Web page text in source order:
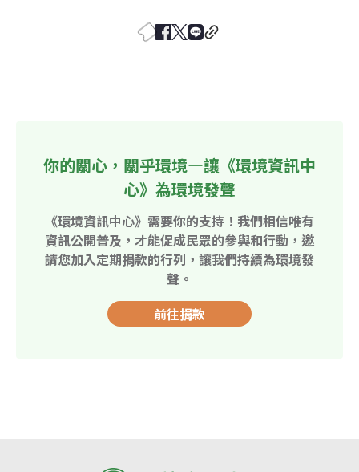
你的關心，關乎環境—讓《環境資訊中
心》為環境發聲
《環境資訊中心》需要你的支持！我們相信唯有
資訊公開普及，才能促成民眾的參與和行動，邀
請您加入定期捐款的行列，讓我們持續為環境發
聲。
前往捐款